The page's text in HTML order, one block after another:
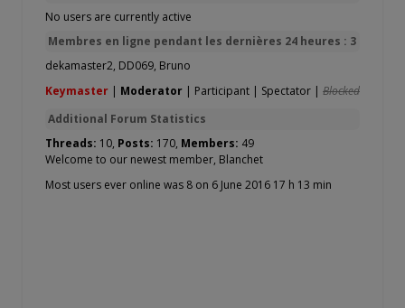
No users are currently active
Membres en ligne pendant les dernières 24 heures : 3
dekamaster2, DD069, Bruno
Keymaster | Moderator | Participant | Spectator | Blocked
Additional Forum Statistics
Threads: 10, Posts: 170, Members: 49
Welcome to our newest member, Blanchet
Most users ever online was 8 on 6 June 2016 17 h 13 min